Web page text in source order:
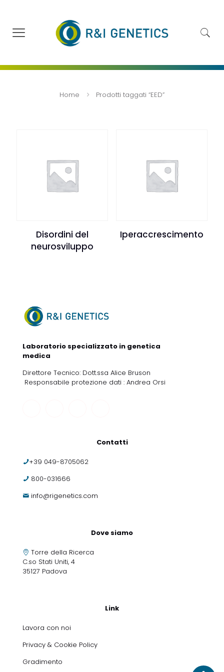
Home Prodotti taggati “EED”
Disordini del
neurosviluppo
Iperaccrescimento
Laboratorio specializzato in genetica
medica
Direttore Tecnico: Dott.ssa Alice Bruson
Responsabile protezione dati : Andrea Orsi
Contatti
+39 049-8705062
800-031666
info@rigenetics.com
Dove siamo
Torre della Ricerca
C.so Stati Uniti, 4
35127 Padova
Link
Lavora con noi
Privacy & Cookie Policy
Gradimento